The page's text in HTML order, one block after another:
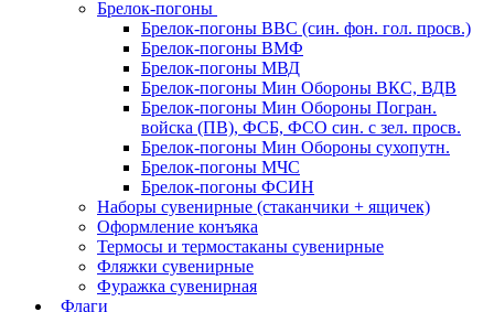
Брелок-погоны
Брелок-погоны ВВС (син. фон. гол. просв.)
Брелок-погоны ВМФ
Брелок-погоны МВД
Брелок-погоны Мин Обороны ВКС, ВДВ
Брелок-погоны Мин Обороны Погран.
войска (ПВ), ФСБ, ФСО син. с зел. просв.
Брелок-погоны Мин Обороны сухопутн.
Брелок-погоны МЧС
Брелок-погоны ФСИН
Наборы сувенирные (стаканчики + ящичек)
Оформление конъяка
Термосы и термостаканы сувенирные
Фляжки сувенирные
Фуражка сувенирная
Флаги